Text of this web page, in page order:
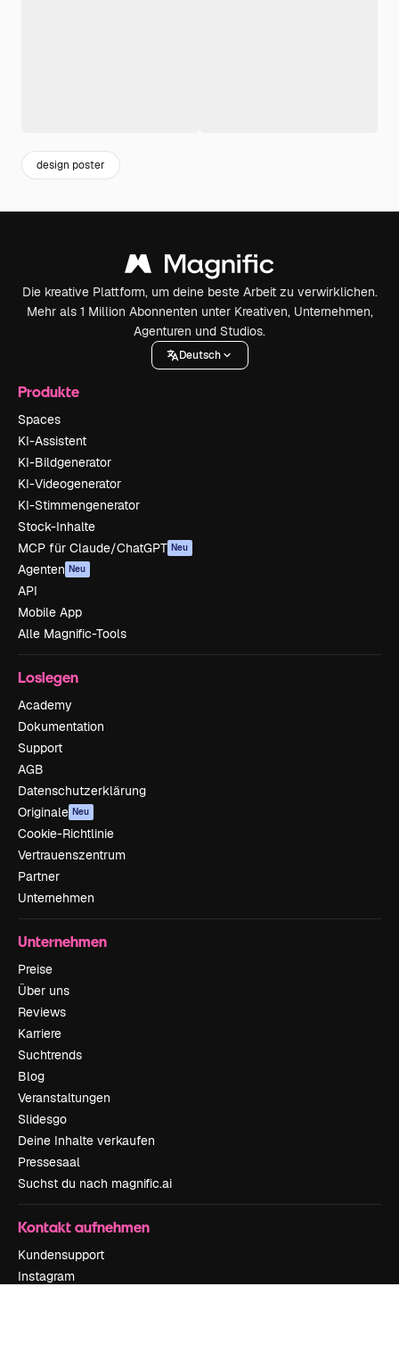
design poster
Die kreative Plattform, um deine beste Arbeit zu verwirklichen.
Mehr als 1 Million Abonnenten unter Kreativen, Unternehmen,
Agenturen und Studios.
Deutsch
Produkte
Spaces
KI-Assistent
KI-Bildgenerator
KI-Videogenerator
KI-Stimmengenerator
Stock-Inhalte
MCP für Claude/ChatGPT Neu
Agenten Neu
API
Mobile App
Alle Magnific-Tools
Loslegen
Academy
Dokumentation
Support
AGB
Datenschutzerklärung
Originale Neu
Cookie-Richtlinie
Vertrauenszentrum
Partner
Unternehmen
Unternehmen
Preise
Über uns
Reviews
Karriere
Suchtrends
Blog
Veranstaltungen
Slidesgo
Deine Inhalte verkaufen
Pressesaal
Suchst du nach magnific.ai
Kontakt aufnehmen
Kundensupport
Instagram